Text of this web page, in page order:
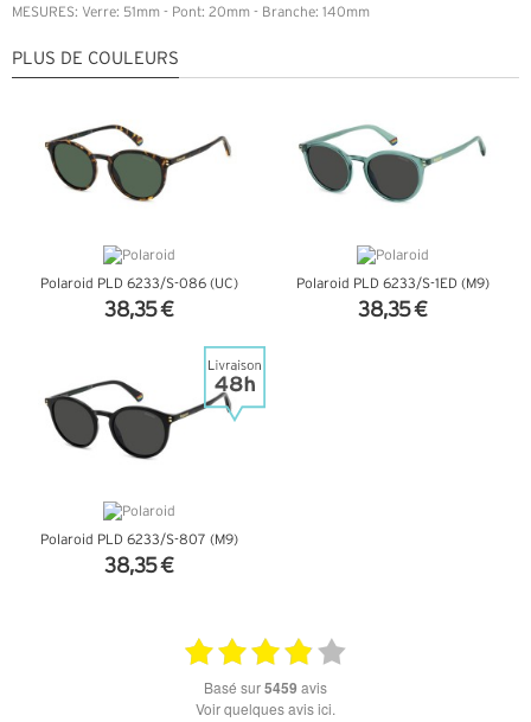
MESURES: Verre: 51mm - Pont: 20mm - Branche: 140mm
PLUS DE COULEURS
Polaroid PLD 6233/S-086 (UC)
38,35 €
Polaroid PLD 6233/S-1ED (M9)
38,35 €
Polaroid PLD 6233/S-807 (M9)
38,35 €
basé sur5459 avis
Voir quelques avis ici.